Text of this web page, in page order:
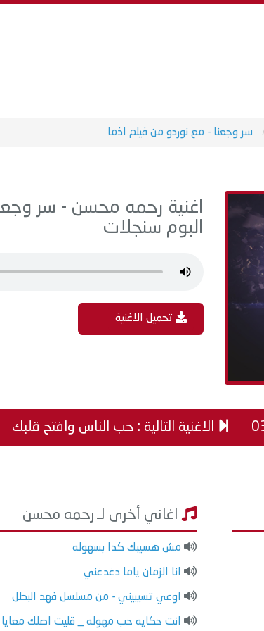
سر وجعنا - مع نوردو من فيلم اذما
البوم سنجلات
تحميل الاغنية
الاغنية التالية : حب الناس وافتح قلبك
اغاني أخرى لـ رحمه محسن
مش هسيبك كدا بسهوله
انا الزمان ياما دغدغني
اوعي تسيبيني - من مسلسل فهد البطل
انت حكايه حب مهوله _ قليت اصلك معايا